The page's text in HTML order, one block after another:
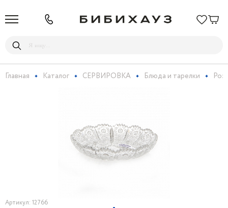
Главная Каталог СЕРВИРОВКА Блюда и тарелки
Артикул: 12766